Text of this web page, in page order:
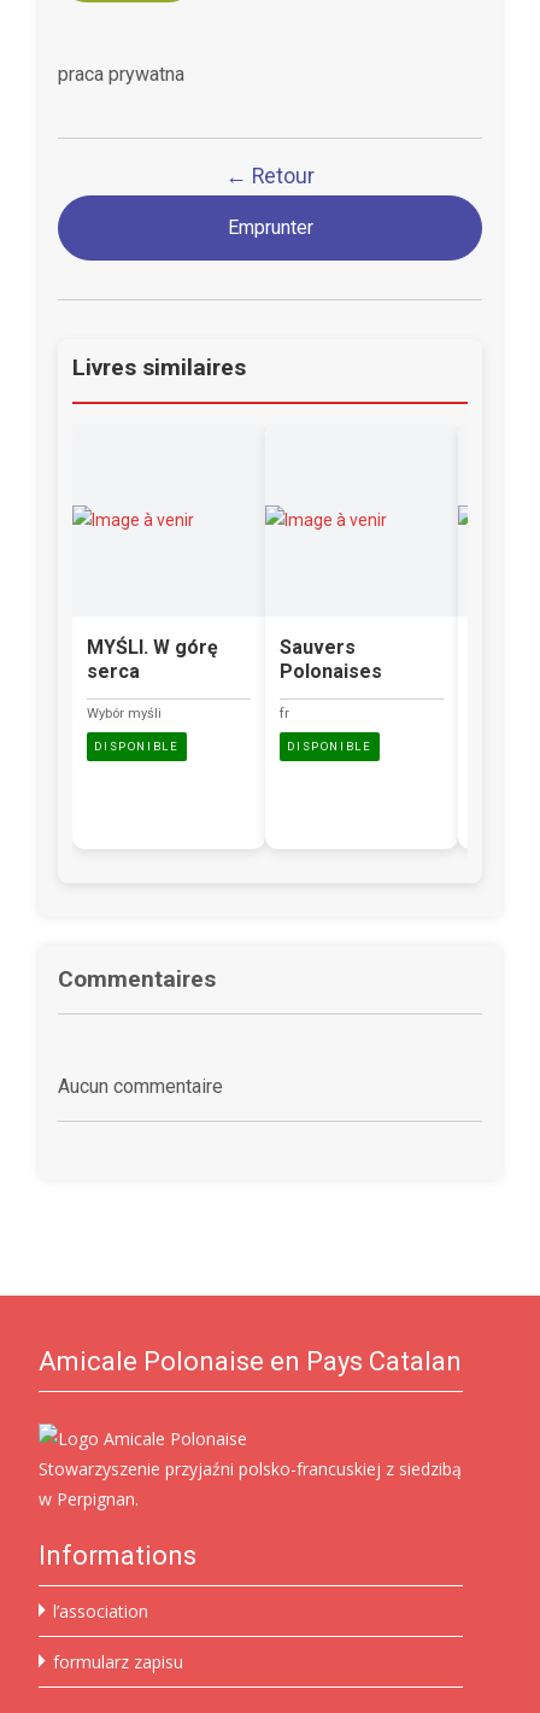
praca prywatna
← Retour
Emprunter
Livres similaires
MYŚLI. W górę
serca
Wybór myśli
DISPONIBLE
Sauvers
Polonaises
fr
DISPONIBLE
Commentaires
Aucun commentaire
Amicale Polonaise en Pays Catalan
Stowarzyszenie przyjaźni polsko-francuskiej z siedzibą
w Perpignan.
Informations
l’association
formularz zapisu